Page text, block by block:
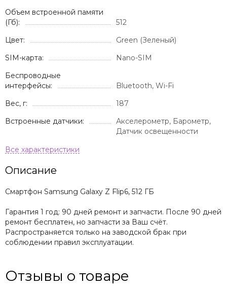
Объем встроенной памяти
(Гб):
512
Цвет:
Green (Зеленый)
SIM-карта:
Nano-SIM
Беспроводные
интерфейсы:
Bluetooth, Wi-Fi
Вес, г:
187
Встроенные датчики:
Акселерометр, Барометр,
Датчик освещенности
Описание
Смартфон Samsung Galaxy Z Flip6, 512 ГБ
Гарантия 1 год: 90 дней ремонт и запчасти. После 90 дней
ремонт бесплатен, но запчасти за Ваш счёт.
Распространяется только на заводской брак при
соблюдении правил эксплуатации.
Отзывы о товаре